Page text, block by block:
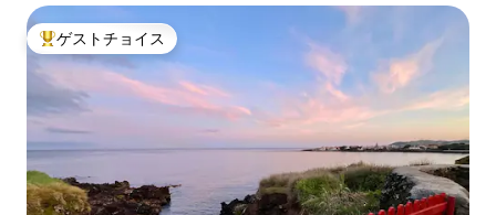
大好評のゲストチョイスです。
ゲストチョイス